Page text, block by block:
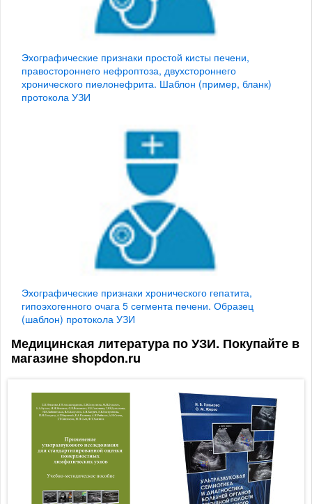
Эхографические признаки простой кисты печени,
правостороннего нефроптоза, двухстороннего
хронического пиелонефрита. Шаблон (пример, бланк)
протокола УЗИ
Эхографические признаки хронического гепатита,
гипоэхогенного очага 5 сегмента печени. Образец
(шаблон) протокола УЗИ
Медицинская литература по УЗИ. Покупайте в
магазине shopdon.ru